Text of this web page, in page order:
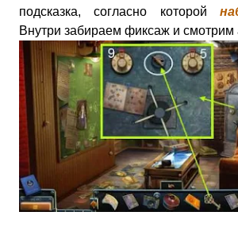
подсказка, согласно которой
Внутри забираем фиксаж и смотрим